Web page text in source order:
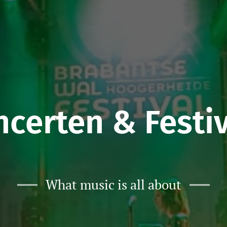
&
What music is all about